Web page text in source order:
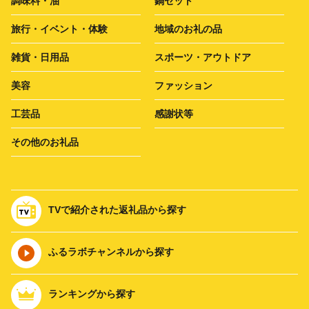
旅行・イベント・体験 地域のお礼の品
雑貨・日用品 スポーツ・アウトドア
美容 ファッション
工芸品 感謝状等
その他のお礼品
TVで紹介された返礼品から探す
ふるラボチャンネルから探す
ランキングから探す